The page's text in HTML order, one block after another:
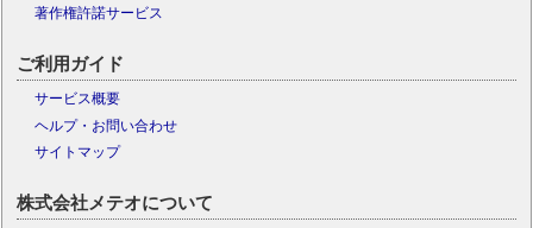
著作権許諾サービス
ご利用ガイド
サービス概要
ヘルプ・お問い合わせ
サイトマップ
株式会社メテオについて